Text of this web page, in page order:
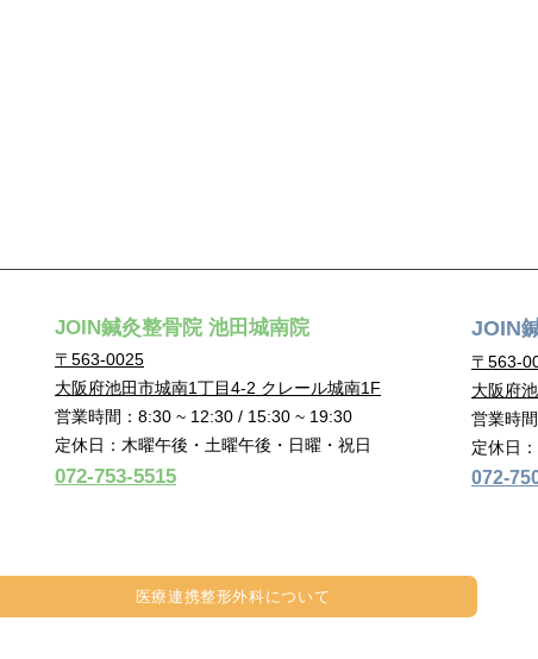
JOIN鍼灸整骨院 池田城南院
〒563-0025
大阪府池田市城南1丁目4-2 クレール城南1F
営業時間：8:30 ~ 12:30 / 15:30 ~ 19:30
定休日：木曜午後・土曜午後・日曜・祝日
072-753-5515
JOIN
〒563-
大阪府
営業時
定休日
072-
医療連携​整形外科について